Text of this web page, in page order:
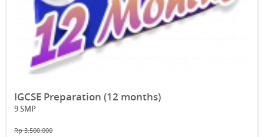
IGCSE Preparation (12 months)
9 SMP
Rp 3.500.000